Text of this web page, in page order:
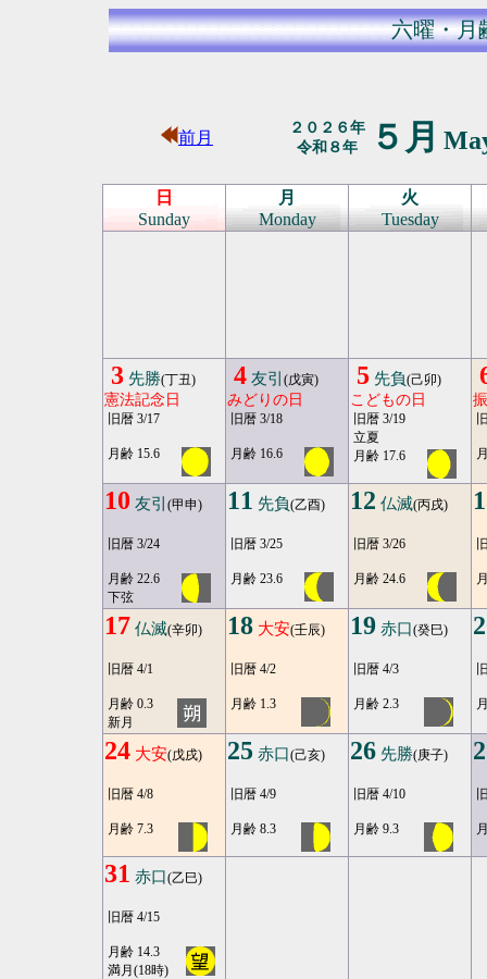
六曜・月
前月
２０２６年
令和８年
５月
日
Sunday
月
Monday
火
Tuesday
3 先勝(丁丑)
憲法記念日
旧暦 3/17
月齢 15.6
4 友引 (戊寅)
みどりの日
旧暦 3/18
月齢 16.6
5 先負(己卯)
こどもの日
旧暦 3/19
立夏
月齢 17.6
10 友引 (甲申)
旧暦 3/24
月齢 22.6
下弦
11 先負(乙酉)
旧暦 3/25
月齢 23.6
12 仏滅(丙戌)
旧暦 3/26
月齢 24.6
17 仏滅(辛卯)
旧暦 4/1
月齢 0.3
新月
18 大安(壬辰)
旧暦 4/2
月齢 1.3
19 赤口(癸巳)
旧暦 4/3
月齢 2.3
24 大安(戊戌)
旧暦 4/8
月齢 7.3
25 赤口(己亥)
旧暦 4/9
月齢 8.3
26 先勝(庚子)
旧暦 4/10
月齢 9.3
31 赤口(乙巳)
旧暦 4/15
月齢 14.3
満月(18時)